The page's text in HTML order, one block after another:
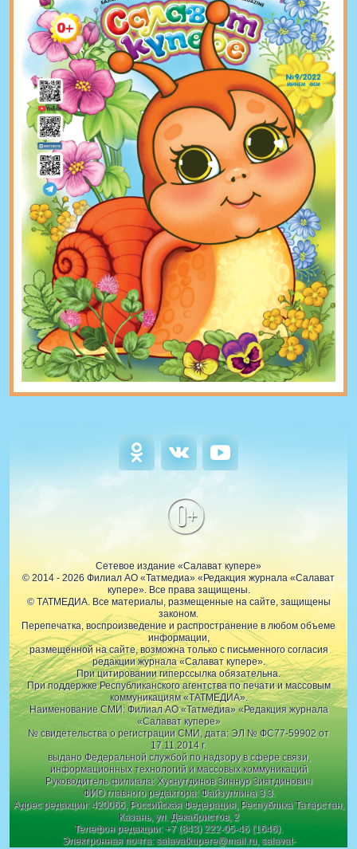
0+
Сетевое издание «Салават купере»
© 2014 - 2026 Филиал АО «Татмедиа» «Редакция журнала «Салават
купере». Все права защищены.
© ТАТМЕДИА. Все материалы, размещенные на сайте, защищены
законом.
Перепечатка, воспроизведение и распространение в любом объеме
информации,
размещенной на сайте, возможна только с письменного согласия
редакции журнала «Салават купере».
При цитировании гиперссылка обязательна.
При поддержке Республиканского агентства по печати и массовым
коммуникациям «ТАТМЕДИА».
Наименование СМИ: Филиал АО «Татмедиа» «Редакция журнала
«Салават купере»
№ свидетельства о регистрации СМИ, дата: ЭЛ № ФС77-59902 от
17.11.2014 г.
выдано Федеральной службой по надзору в сфере связи,
информационных технологий и массовых коммуникаций
Руководитель филиала: Хуснутдинов Зиннур Зиятдинович
ФИО главного редактора: Файзуллина З.З.
Адрес редакции: 420066, Российская Федерация, Республика Татарстан,
Казань, ул. Декабристов, 2
Телефон редакции: +7 (843) 222-05-46 (1646).
Электронная почта: salavatkupere@mail.ru, salavat-